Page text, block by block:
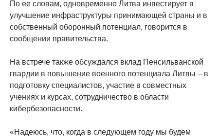
По ее словам, одновременно Литва инвестирует в
улучшение инфраструктуры принимающей страны и в
собственный оборонный потенциал, говорится в
сообщении правительства.
На встрече также обсуждался вклад Пенсильванской
гвардии в повышение военного потенциала Литвы – в
подготовку специалистов, участие в совместных
учениях и курсах, сотрудничество в области
кибербезопасности.
«Надеюсь, что, когда в следующем году мы будем